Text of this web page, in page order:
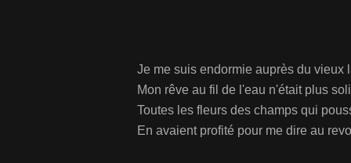
Je me suis endormie auprès du vieux
Mon rêve au fil de l'eau n'était plus
Toutes les fleurs des champs qui
En avaient profité pour me dire au